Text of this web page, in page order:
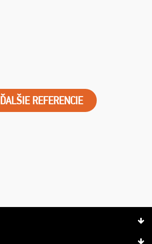
ĎALŠIE REFERENCIE